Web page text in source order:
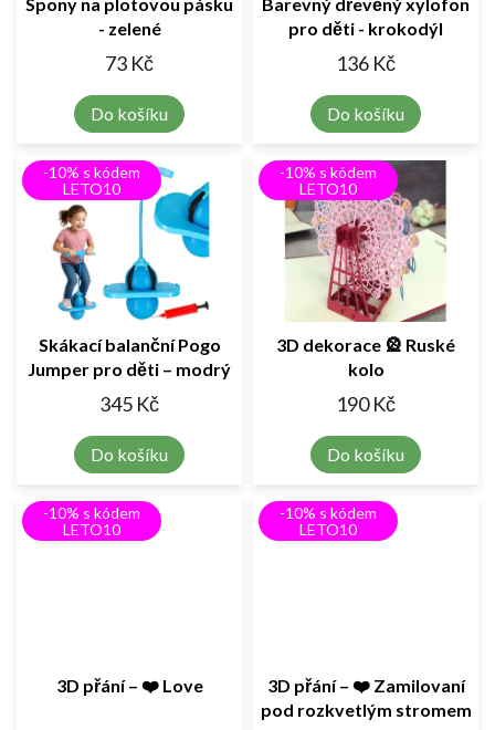
- zelené
73 Kč
Do košíku
pro děti - krokodýl
136 Kč
Do košíku
-10% s kódem
LETO10
Skákací balanční Pogo
Jumper pro děti – modrý
345 Kč
Do košíku
-10% s kódem
LETO10
3D dekorace 🎡 Ruské
kolo
190 Kč
Do košíku
-10% s kódem
LETO10
3D přání – ❤️ Love
-10% s kódem
LETO10
3D přání – ❤️ Zamilovaní
pod rozkvetlým stromem